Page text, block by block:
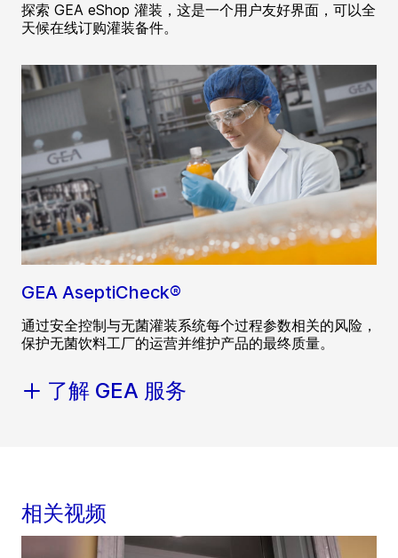
探索 GEA eShop 灌装，这是一个用户友好界面，可以全
天候在线订购灌装备件。
GEA AseptiCheck®
通过安全控制与无菌灌装系统每个过程参数相关的风险，
保护无菌饮料工厂的运营并维护产品的最终质量。
了解 GEA 服务
相关视频